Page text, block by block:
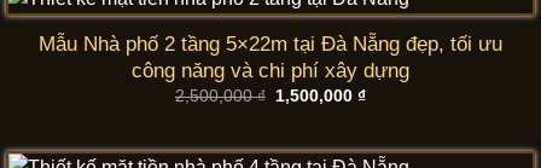
Mẫu Nhà phố 2 tầng 5×22m tại Đà Nẵng đẹp, tối ưu
công năng và chi phí xây dựng
2,500,000₫
Giá
1,500,000₫Giá
1,500,000 ₫.